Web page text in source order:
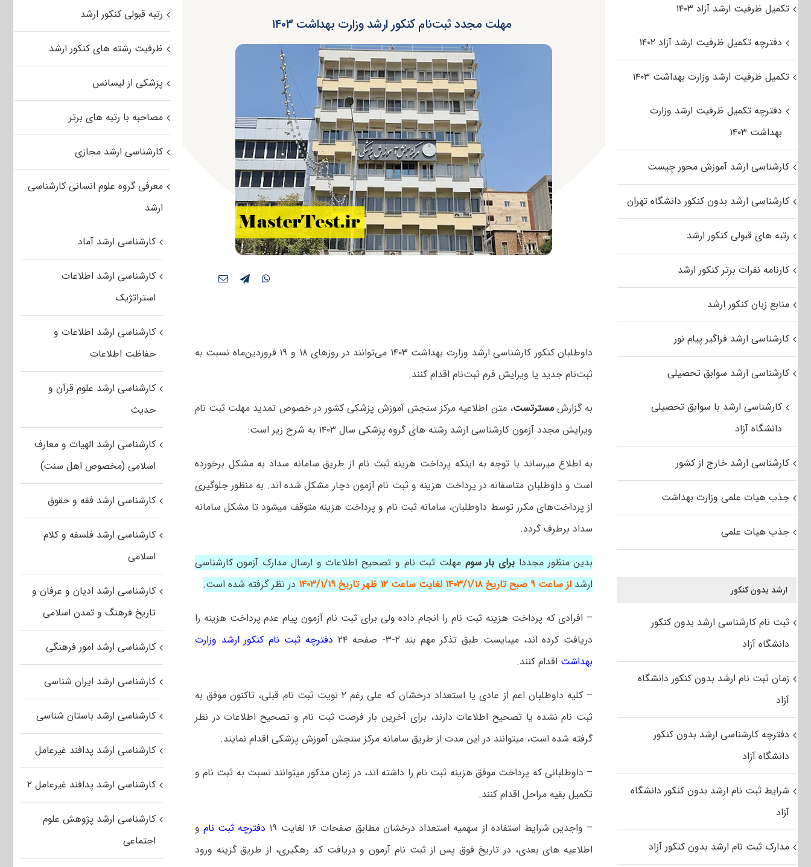
مهلت مجدد ثبت‌نام کنکور ارشد وزارت بهداشت ۱۴۰۳
داوطلبان کنکور کارشناسی ارشد وزارت بهداشت ۱۴۰۳ می‌توانند در روزهای ۱۸ و ۱۹ فروردین‌ماه نسبت به
ثبت‌نام جدید یا ویرایش فرم ثبت‌نام اقدام کنند.
به گزارشمسترتست، متن اطلاعیه مرکز سنجش آموزش پزشکی کشور در خصوص تمدید مهلت ثبت نام
ویرایش مجدد آزمون کارشناسی ارشد رشته های گروه پزشکی سال ۱۴۰۳ به شرح زیر است:
به اطلاع میرساند با توجه به اینکه پرداخت هزینه ثبت نام از طریق سامانه سداد به مشکل برخورده
است و داوطلبان متاسفانه در پرداخت هزینه و ثبت نام آزمون دچار مشکل شده اند. به منظور جلوگیری
از پرداخت‌های مکرر توسط داوطلبان، سامانه ثبت نام و پرداخت هزینه متوقف میشود تا مشکل سامانه
سداد برطرف گردد.
بدین منظور مجددا برای بار سوم مهلت ثبت نام و تصحیح اطلاعات و ارسال مدارک آزمون کارشناسی
ارشد از ساعت ۹ صبح تاریخ ۱۴۰۳/۱/۱۸ لغایت ساعت ۱۲ ظهر تاریخ ۱۴۰۳/۱/۱۹ در نظر گرفته شده است.
– افرادی که پرداخت هزینه ثبت نام را انجام داده ولی برای ثبت نام آزمون پیام‌ عدم پرداخت هزینه را
دریافت کرده اند، میبایست طبق تذکر مهم بند ۲-۳- صفحه ۲۴
دفترچه ثبت نام کنکور ارشد وزارت
بهداشت اقدام کنند.
– کلیه داوطلبان اعم از عادی یا استعداد درخشان که علی رغم ۲ نویت ثبت نام قبلی، تاکنون موفق به
ثبت نام نشده یا تصحیح اطلاعات دارند، برای آخرین بار فرصت ثبت نام و تصحیح اطلاعات در نظر
گرفته شده است، میتوانند در این مدت از طریق سامانه مرکز سنجش آموزش پزشکی اقدام نمایند.
– داوطلبانی که پرداخت موفق هزینه ثبت نام را داشته اند، در زمان مذکور میتوانند نسبت به ثبت نام و
تکمیل بقیه مراحل اقدام کنند.
– واجدین شرایط استفاده از سهمیه استعداد درخشان مطابق صفحات ۱۶ لغایت ۱۹ دفترچه ثبت نام و
اطلاعیه های بعدی، در تاریخ فوق پس از ثبت نام آزمون و دریافت کد رهگیری، از طریق گزینه ورود
رتبه قبولی کنکور ارشد
ظرفیت رشته های کنکور ارشد
پزشکی از لیسانس
مصاحبه با رتبه های برتر
کارشناسی ارشد مجازی
معرفی گروه علوم انسانی کارشناسی
ارشد
کارشناسی ارشد آماد
کارشناسی ارشد اطلاعات
استراتژیک
کارشناسی ارشد اطلاعات و
حفاظت اطلاعات
کارشناسی ارشد علوم قرآن و
حدیث
کارشناسی ارشد الهیات و معارف
اسلامی (مخصوص اهل سنت)
کارشناسی ارشد فقه و حقوق
کارشناسی ارشد فلسفه و کلام
اسلامی
کارشناسی ارشد ادیان و عرفان و
تاریخ فرهنگ و تمدن اسلامی
کارشناسی ارشد امور فرهنگی
کارشناسی ارشد ایران شناسی
کارشناسی ارشد باستان شناسی
کارشناسی ارشد پدافند غیرعامل
کارشناسی ارشد پدافند غیرعامل ۲
کارشناسی ارشد پژوهش علوم
اجتماعی
تکمیل ظرفیت ارشد آزاد ۱۴۰۳
دفترچه تکمیل ظرفیت ارشد آزاد ۱۴۰۲
تکمیل ظرفیت ارشد وزارت بهداشت ۱۴۰۳
دفترچه تکمیل ظرفیت ارشد وزارت
بهداشت ۱۴۰۳
کارشناسی ارشد آموزش محور چیست
کارشناسی ارشد بدون کنکور دانشگاه تهران
رتبه های قبولی کنکور ارشد
کارنامه نفرات برتر کنکور ارشد
منابع زبان کنکور ارشد
کارشناسی ارشد فراگیر پیام نور
کارشناسی ارشد سوابق تحصیلی
کارشناسی ارشد با سوابق تحصیلی
دانشگاه آزاد
کارشناسی ارشد خارج از کشور
جذب هیات علمی وزارت بهداشت
جذب هیات علمی
ارشد بدون کنکور
ثبت نام کارشناسی ارشد بدون کنکور
دانشگاه آزاد
زمان ثبت نام ارشد بدون کنکور دانشگاه
آزاد
دفترچه کارشناسی ارشد بدون کنکور
دانشگاه آزاد
شرایط ثبت نام ارشد بدون کنکور دانشگاه
آزاد
مدارک ثبت نام ارشد بدون کنکور آزاد